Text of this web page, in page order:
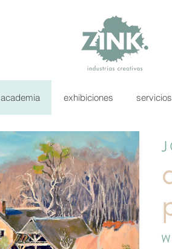
academia exhibiciones servicios